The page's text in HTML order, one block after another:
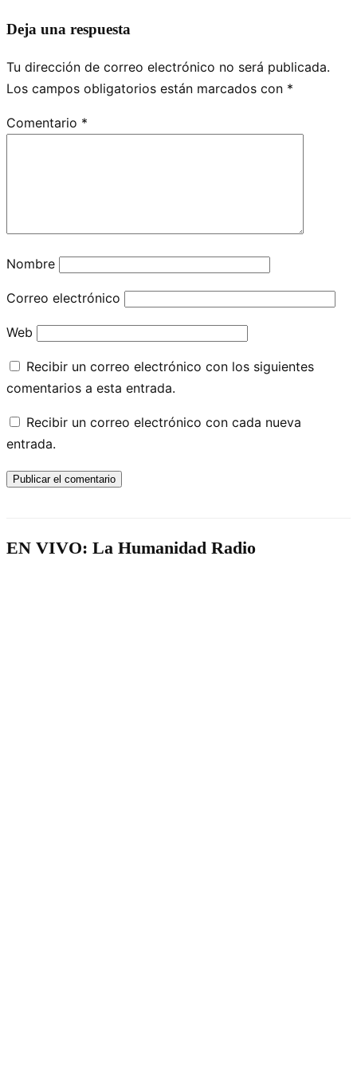
Deja una respuesta
Tu dirección de correo electrónico no será publicada.
Los campos obligatorios están marcados con *
Comentario *
Nombre
Correo electrónico
Web
Recibir un correo electrónico con los siguientes
comentarios a esta entrada.
Recibir un correo electrónico con cada nueva
entrada.
EN VIVO: La Humanidad Radio